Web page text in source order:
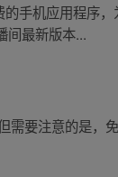
手机应用程序
间最新版本...
要注意的是